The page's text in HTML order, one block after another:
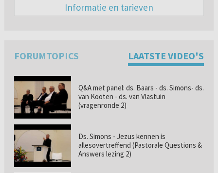
Informatie en tarieven
FORUMTOPICS LAATSTE VIDEO'S
Q&A met panel: ds. Baars - ds. Simons- ds.
van Kooten - ds. van Vlastuin
(vragenronde 2)
Ds. Simons - Jezus kennen is
allesovertreffend (Pastorale Questions &
Answers lezing 2)